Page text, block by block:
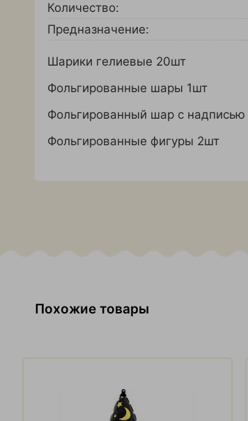
Количество:
Предназначение:
Шарики гелиевые 20шт
Фольгированные шары 1шт
Фольгированный шар с надписью
Фольгированные фигуры 2шт
Похожие товары